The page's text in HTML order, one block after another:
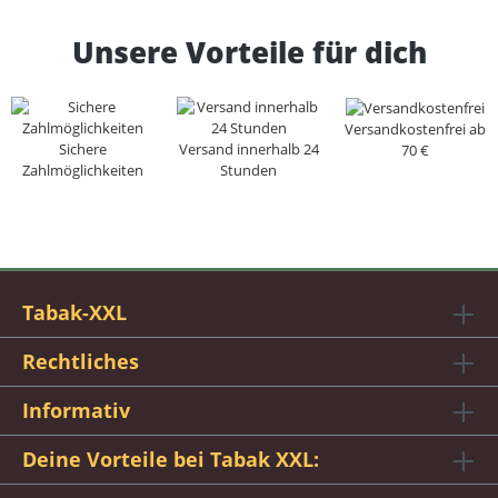
Unsere Vorteile für dich
Sichere
Zahlmöglichkeiten
Versand innerhalb 24
Stunden
Versandkostenfrei ab
70 €
Tabak-XXL
Rechtliches
Informativ
Deine Vorteile bei Tabak XXL: